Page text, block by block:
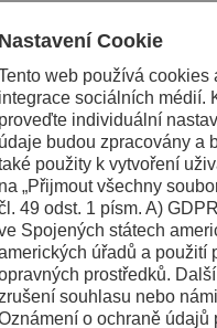
opotřebení. Pro dosažení
z hliníku. Pevnostní